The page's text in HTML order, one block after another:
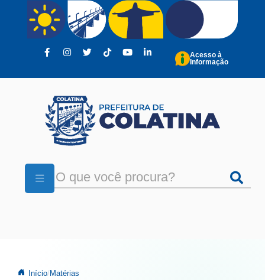
Pular para o conteúdo principal
Acesso à
Informação
Início Matérias